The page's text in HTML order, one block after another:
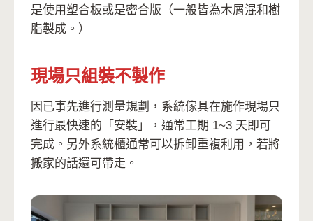
是使用塑合板或是密合版（一般皆為木屑混和樹
脂製成。）
現場只組裝不製作
因已事先進行測量規劃，系統傢具在施作現場只
進行最快速的「安裝」，通常工期 1~3 天即可
完成。另外系統櫃通常可以拆卸重複利用，若將
搬家的話還可帶走。